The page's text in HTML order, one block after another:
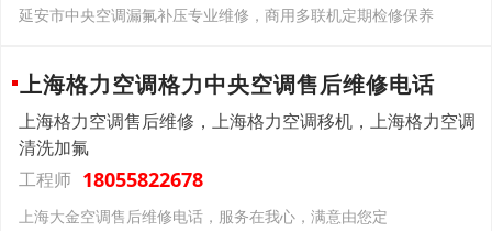
延安市中央空调漏氟补压专业维修，商用多联机定期检修保养
上海格力空调格力中央空调售后维修电话
上海格力空调售后维修，上海格力空调移机，上海格力空调
清洗加氟
工程师 18055822678
上海大金空调售后维修电话，服务在我心，满意由您定